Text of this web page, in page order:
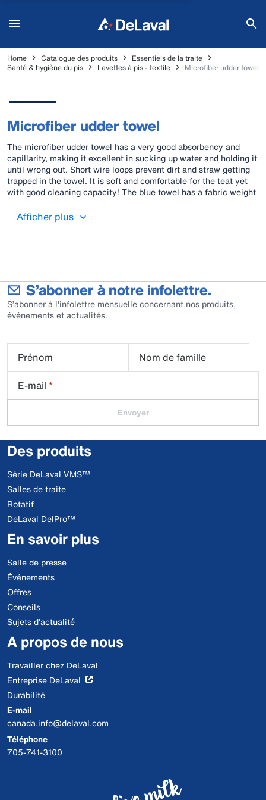
Home Catalogue des produits
Essentiels de la traite
Santé & hygiène du pis
Lavettes à pis - textile Microfiber udder towel
Microfiber udder towel
The microfiber udder towel has a very good absorbency and
capillarity, making it excellent in sucking up water and holding it
until wrong out. Short wire loops prevent dirt and straw getting
trapped in the towel. It is soft and comfortable for the teat yet
with good cleaning capacity! The blue towel has a fabric weight
60˚C. One pack contains 12 towels.
Afficher plus
S’abonner à notre infolettre.
S’abonner à l'infolettre mensuelle concernant nos produits,
événements et actualités.
Prénom
Nom de famille
E-mail *
Envoyer
Des produits
Série DeLaval VMS™
Salles de traite
Rotatif
DeLaval DelPro™
En savoir plus
Salle de presse
Événements
Offres
Conseils
Sujets d'actualité
A propos de nous
Travailler chez DeLaval
Entreprise DeLaval
Durabilité
E-mail
canada.info@delaval.com
Téléphone
705-741-3100